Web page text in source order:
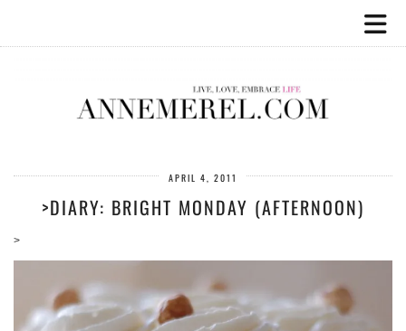
APRIL 4, 2011
>DIARY: BRIGHT MONDAY (AFTERNOON)
>